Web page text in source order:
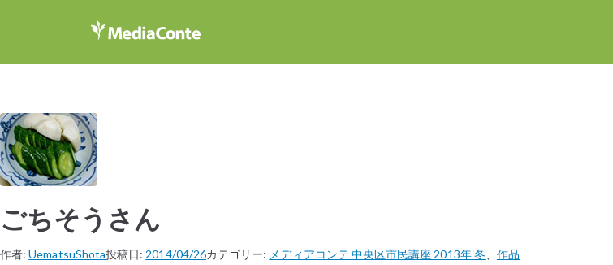
ごちそうさん
作者:UematsuShota投稿日: 2014/04/26カテゴリー: メディアコンテ 中央区市民講座 2013年 冬
作品